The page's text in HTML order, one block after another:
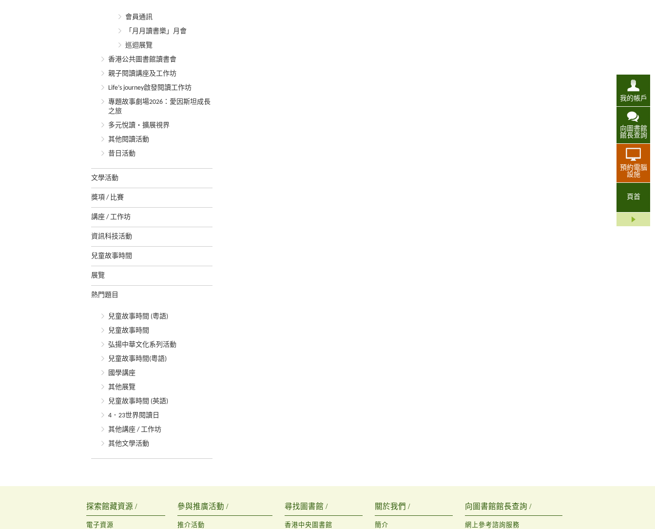
我的帳戶
向圖書館
館長查詢
預約電腦
設施
頁首
會員通訊
「月月讀書樂」月會
巡迴展覽
香港公共圖書館讀書會
親子閱讀講座及工作坊
Life’s journey啟發閱讀工作坊
專題故事劇場2026：愛因斯坦成長
之旅
多元悅讀‧擴展視界
其他閱讀活動
昔日活動
文學活動
獎項 / 比賽
講座 / 工作坊
資訊科技活動
兒童故事時間
展覽
熱門題目
兒童故事時間 (粵語)
兒童故事時間
弘揚中華文化系列活動
兒童故事時間(粵語)
國學講座
其他展覽
兒童故事時間 (英語)
4．23世界閱讀日
其他講座 / 工作坊
其他文學活動
探索館藏資源 /
電子資源
參與推廣活動 /
推介活動
尋找圖書館 /
香港中央圖書館
關於我們 /
簡介
向圖書館館長查詢 /
網上參考諮詢服務